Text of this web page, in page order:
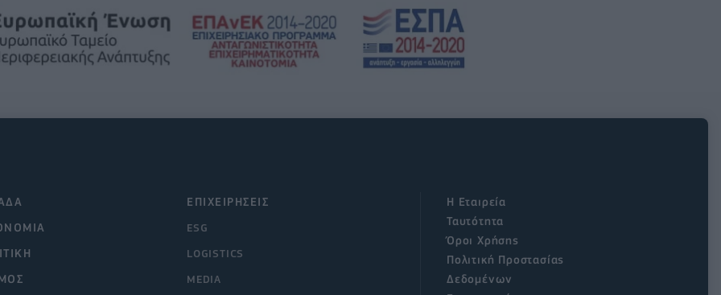
ΕΠΙΧΕΙΡΗΣΕΙΣ
ESG
LOGISTICS
MEDIA
Η Εταιρεία
Ταυτότητα
Όροι Χρήσης
Πολιτική Προστασίας
Δεδομένων